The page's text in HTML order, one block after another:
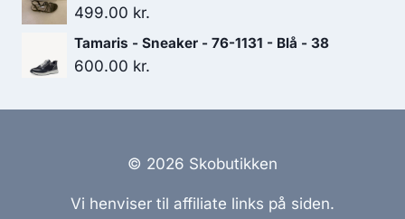
499.00 kr.
Tamaris - Sneaker - 76-1131 - Blå - 38
600.00 kr.
© 2026 Skobutikken
Vi henviser til affiliate links på siden.